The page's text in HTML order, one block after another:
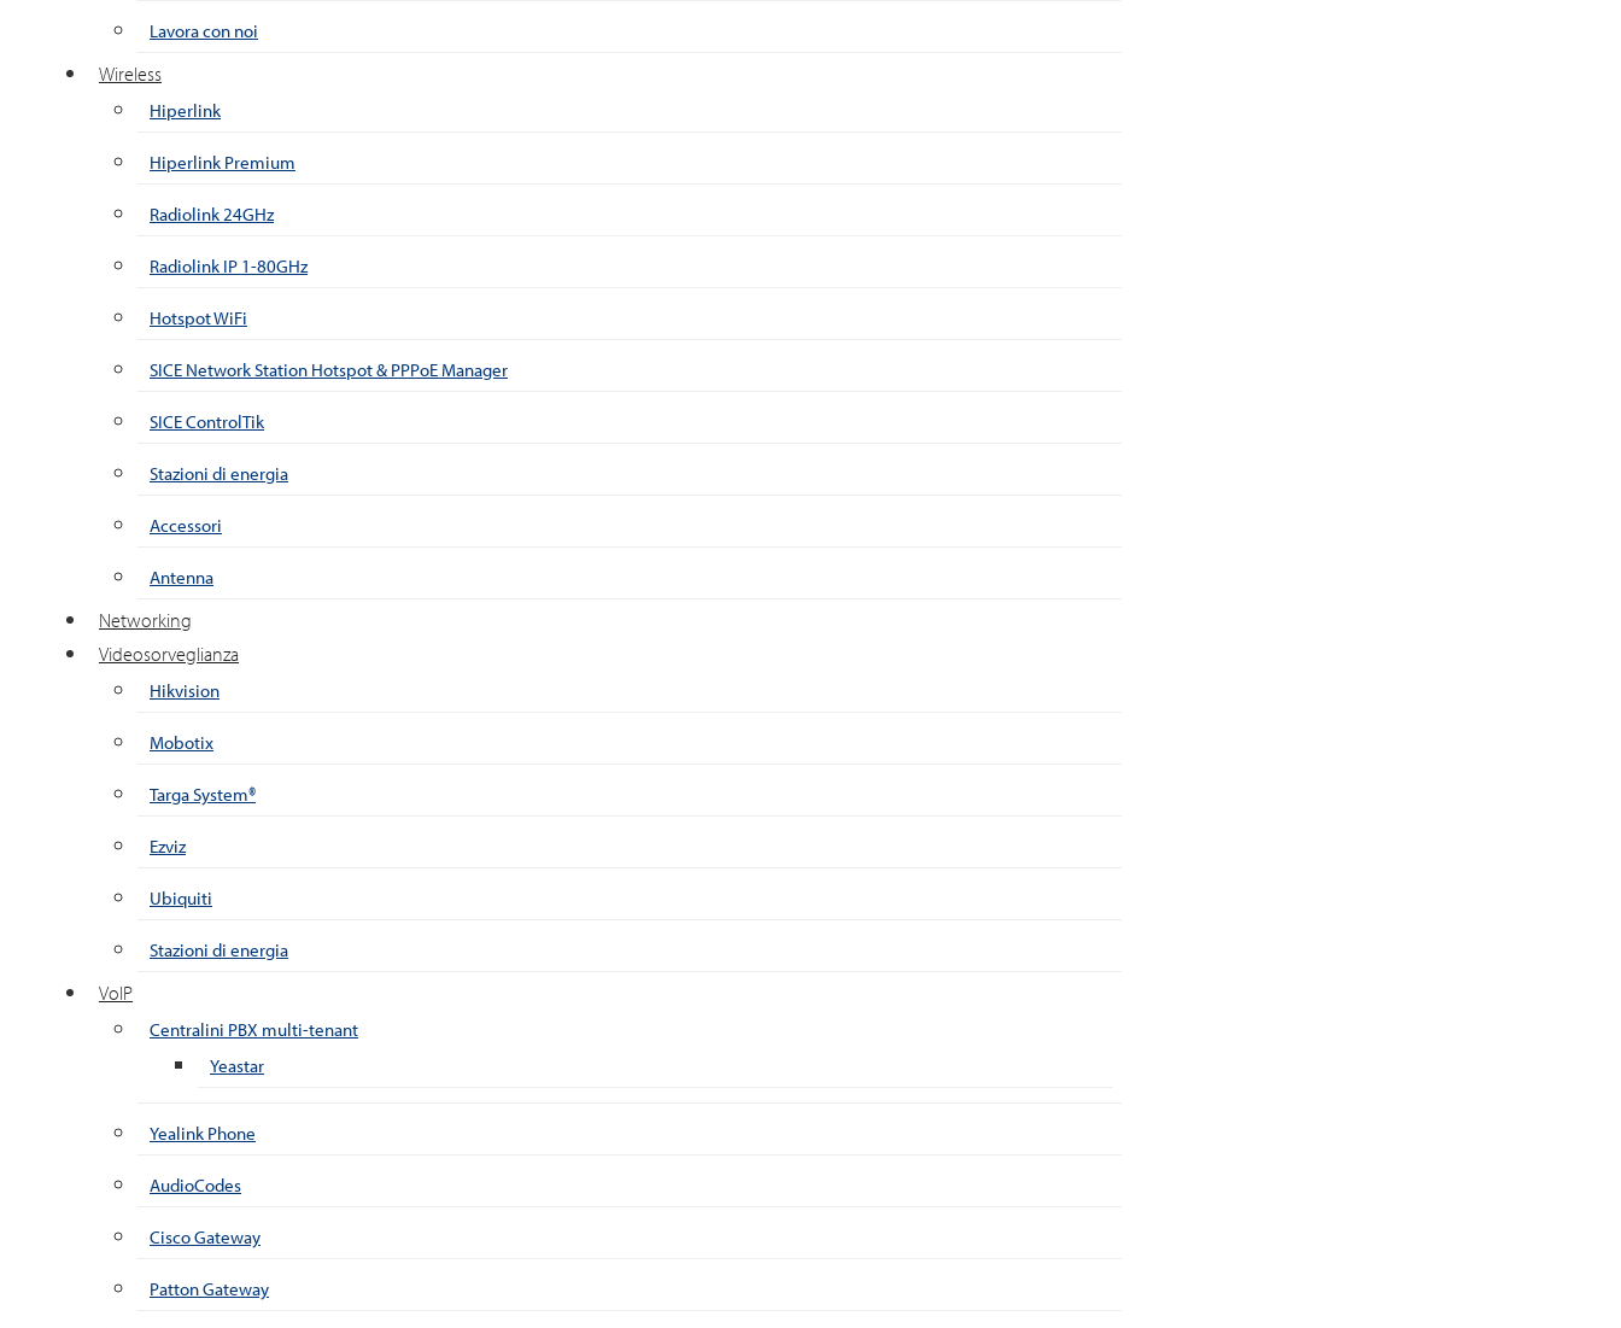
Lavora con noi
Wireless
Hiperlink
Hiperlink Premium
Radiolink 24GHz
Radiolink IP 1-80GHz
Hotspot WiFi
SICE Network Station Hotspot & PPPoE Manager
SICE ControlTik
Stazioni di energia
Accessori
Antenna
Networking
Videosorveglianza
Hikvision
Mobotix
Targa System®
Ezviz
Ubiquiti
Stazioni di energia
VoIP
Centralini PBX multi-tenant
Yeastar
Yealink Phone
AudioCodes
Cisco Gateway
Patton Gateway